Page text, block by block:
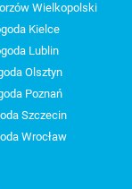
Wielkopolski
Kielce
Lublin
Olsztyn
Poznań
Szczecin
Wrocław